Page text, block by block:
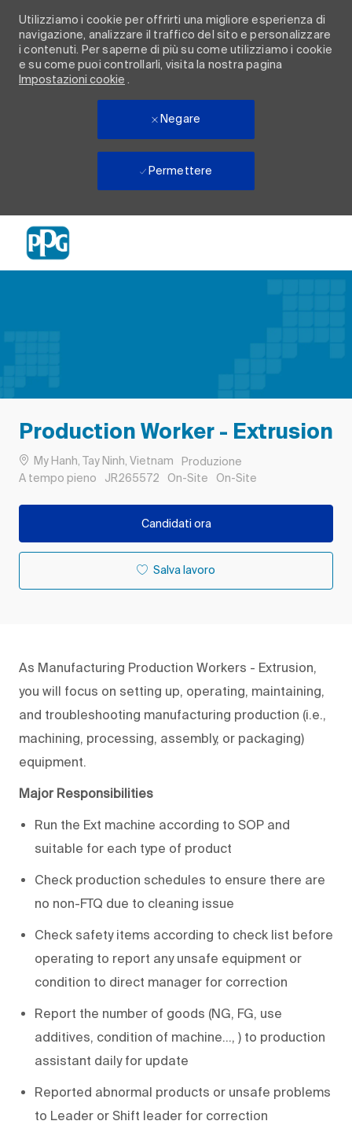
Utilizziamo i cookie per offrirti una migliore esperienza di
navigazione, analizzare il traffico del sito e personalizzare
i contenuti. Per saperne di più su come utilizziamo i cookie
e su come puoi controllarli, visita la nostra pagina
Impostazioni cookie .
Negare
Permettere
Production Worker - Extrusion
Ubicazione
My Hanh, Tay Ninh, Vietnam Categoria
Produzione
Tipo di lavoro
A tempo pieno ID processo
JR265572 On-Site Remote
On-Site
Candidati ora
Salva lavoro
As Manufacturing Production Workers - Extrusion,
you will focus on setting up, operating, maintaining,
and troubleshooting manufacturing production (i.e.,
machining, processing, assembly, or packaging)
equipment.
Major Responsibilities
Run the Ext machine according to SOP and
suitable for each type of product
Check production schedules to ensure there are
no non-FTQ due to cleaning issue
Check safety items according to check list before
operating to report any unsafe equipment or
condition to direct manager for correction
Report the number of goods (NG, FG, use
additives, condition of machine…, ) to production
assistant daily for update
Reported abnormal products or unsafe problems
to Leader or Shift leader for correction